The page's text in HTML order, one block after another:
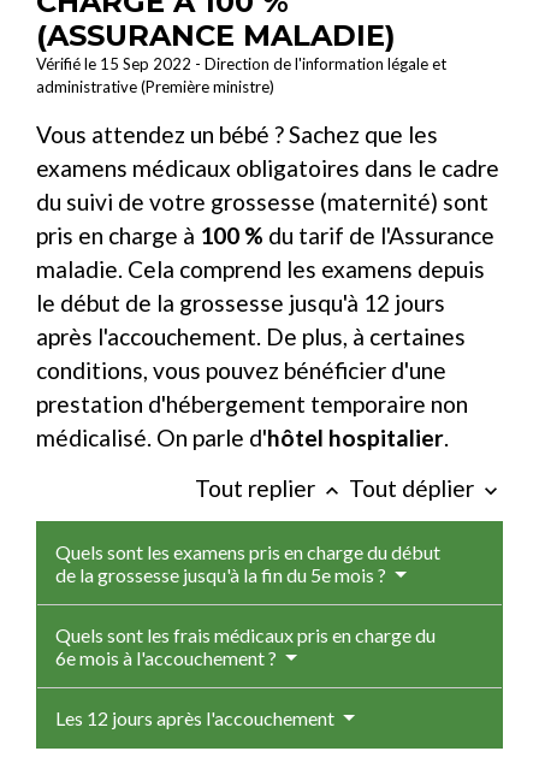
(ASSURANCE MALADIE)
Vérifié le 15 Sep 2022 - Direction de l'information légale et
administrative (Première ministre)
Vous attendez un bébé ? Sachez que les
examens médicaux obligatoires dans le cadre
du suivi de votre grossesse (maternité) sont
pris en charge à 100 % du tarif de l'Assurance
maladie. Cela comprend les examens depuis
le début de la grossesse jusqu'à 12 jours
après l'accouchement. De plus, à certaines
conditions, vous pouvez bénéficier d'une
prestation d'hébergement temporaire non
médicalisé. On parle d'hôtel hospitalier.
Tout replier keyboard_arrow_up Tout déplier keyboard_arrow_down
Quels sont les examens pris en charge du début
de la grossesse jusqu'à la fin du 5e mois ?
Quels sont les frais médicaux pris en charge du
6e mois à l'accouchement ?
Les 12 jours après l'accouchement